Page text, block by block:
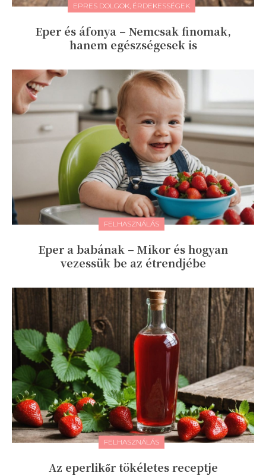
EPRES DOLGOK, ÉRDEKESSÉGEK
Eper és áfonya – Nemcsak finomak,
hanem egészségesek is
FELHASZNÁLÁS
Eper a babának – Mikor és hogyan
vezessük be az étrendjébe
FELHASZNÁLÁS
Az eperlikőr tökéletes receptje